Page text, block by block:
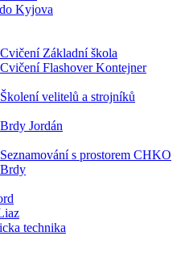
Kyjova
Cvičení Základní škola
Cvičení Flashover Kontejner
Školení velitelů a strojníků
Brdy Jordán
Seznamování s prostorem CHKO
Brdy
technika